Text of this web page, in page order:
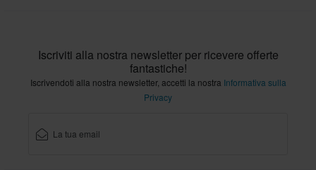
Iscriviti alla nostra newsletter per ricevere offerte
fantastiche!
Iscrivendoti alla nostra newsletter, accetti la nostra Informativa sulla
Privacy